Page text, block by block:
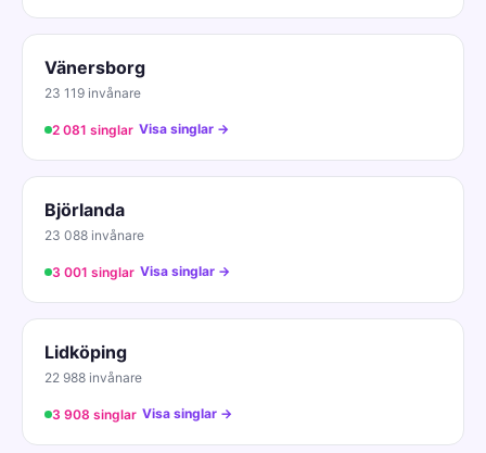
Vänersborg
23 119 invånare
2 081 singlar Visa singlar →
Björlanda
23 088 invånare
3 001 singlar Visa singlar →
Lidköping
22 988 invånare
3 908 singlar Visa singlar →